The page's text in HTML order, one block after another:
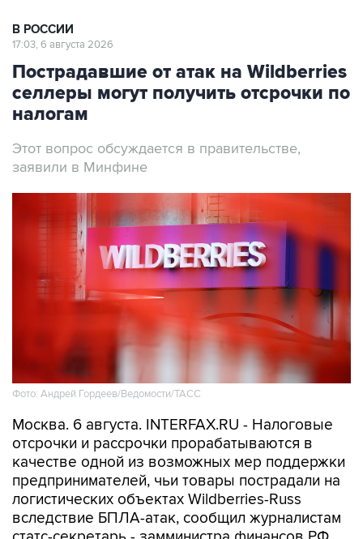
В РОССИИ
17:03, 6 августа 2026
Пострадавшие от атак на Wildberries
селлеры могут получить отсрочки по
налогам
Этот вопрос обсуждается в правительстве,
заявили в Минфине
Фото: Андрей Гордеев/Ведомости/ТАСС
Москва. 6 августа. INTERFAX.RU - Налоговые
отсрочки и рассрочки прорабатываются в
качестве одной из возможных мер поддержки
предпринимателей, чьи товары пострадали на
логистических объектах Wildberries-Russ
вследствие БПЛА-атак, сообщил журналистам